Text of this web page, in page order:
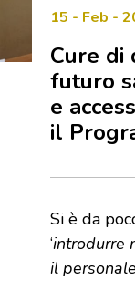
15 - Feb -
Cure di
futuro
e
il
Si è da
‘introdurre
il